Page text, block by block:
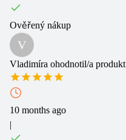
Ověřený nákup
V
Vladimíra ohodnotil/a produkt
10 months ago
|